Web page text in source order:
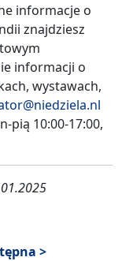
informacje o
znajdziesz
informacji o
wystawach,
pią 10:00-17:00,
>